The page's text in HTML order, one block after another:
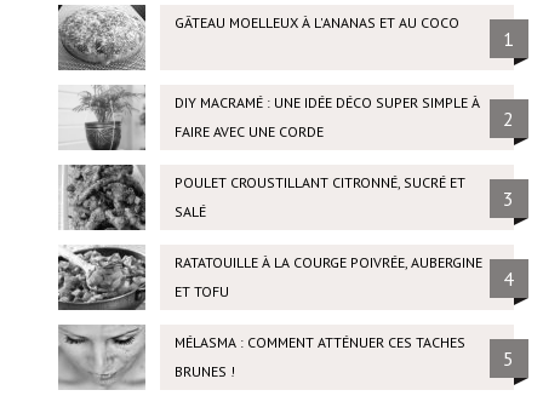
GÂTEAU MOELLEUX À L'ANANAS ET AU COCO
1
DIY MACRAMÉ : UNE IDÉE DÉCO SUPER SIMPLE À
FAIRE AVEC UNE CORDE
2
POULET CROUSTILLANT CITRONNÉ, SUCRÉ ET
SALÉ
3
RATATOUILLE À LA COURGE POIVRÉE, AUBERGINE
ET TOFU
4
MÉLASMA : COMMENT ATTÉNUER CES TACHES
BRUNES !
5